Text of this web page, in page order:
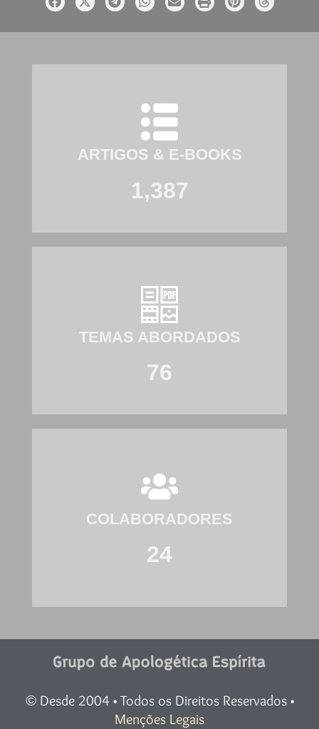
ARTIGOS & E-BOOKS
1,387
TEMAS ABORDADOS
76
COLABORADORES
24
©Desde 2004 • Todos os Direitos Reservados •
Menções Legais